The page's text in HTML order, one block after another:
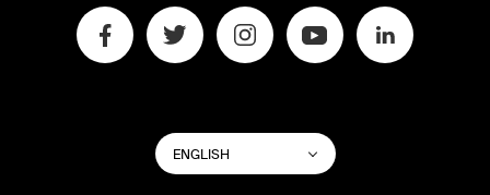
SWITCH
WEBSITE
LANGUAGE
ENGLISH List additional actions